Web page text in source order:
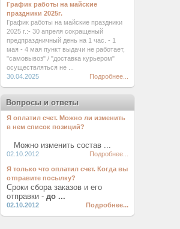
График работы на майские
праздники 2025г.
График работы на майские праздники
2025 г.:- 30 апреля сокращеный
предпраздничный день на 1 час. - 1
мая - 4 мая пункт выдачи не работает,
"самовывоз" / "доставка курьером"
осуществляться не ...
30.04.2025
Подробнее...
Вопросы и ответы
Я оплатил счет. Можно ли изменить
в нем список позиций?
Можно изменить состав ...
02.10.2012 Подробнее...
Я только что оплатил счет. Когда вы
отправите посылку?
Сроки сбора заказов и его
отправки - до ...
02.10.2012 Подробнее...